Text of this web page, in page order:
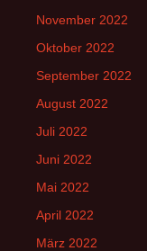
November 2022
Oktober 2022
September 2022
August 2022
Juli 2022
Juni 2022
Mai 2022
April 2022
März 2022